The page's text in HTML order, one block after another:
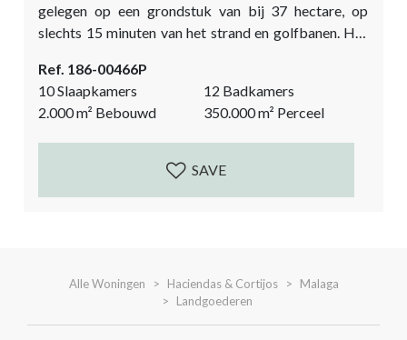
gelegen op een grondstuk van bij 37 hectare, op
slechts 15 minuten van het strand en golfbanen. Het
positie met een spectaculair uitzicht over de
omliggende bergen en rotsformaties. Het landhuis is
gebouwd in een elegante Andalusische stijl met vele
klassieke details. Mooi aangelegde tuin met groot
zwembad. het landgoed...
Ref. 186-00466P
10 Slaapkamers
12 Badkamers
2.000m² Bebouwd 350.000m² Perceel
SAVE
Alle Woningen Haciendas & Cortijos
Malaga
Landgoederen